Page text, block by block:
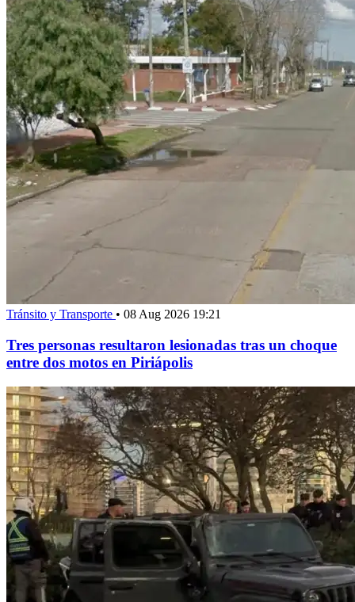
Tránsito y Transporte • 08 Aug 2026 19:21
Tres personas resultaron lesionadas tras un choque
entre dos motos en Piriápolis